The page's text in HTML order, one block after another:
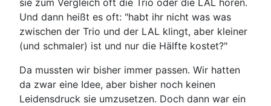
Und dann heißt es oft: "habt ihr nicht was was
zwischen der Trio und der LAL klingt, aber kleiner
(und schmaler) ist und nur die Hälfte kostet?"
Da mussten wir bisher immer passen. Wir hatten
da zwar eine Idee, aber bisher noch keinen
Leidensdruck sie umzusetzen. Doch dann war ein